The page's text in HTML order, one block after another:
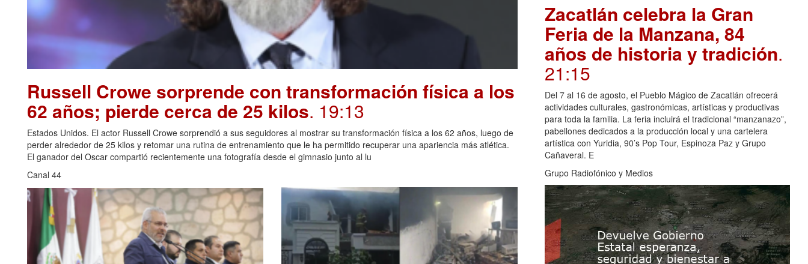
Russell Crowe sorprende con transformación física a los
62 años; pierde cerca de 25 kilos. 19:13
Estados Unidos. El actor Russell Crowe sorprendió a sus seguidores al mostrar su transformación física a los 62 años, luego de
perder alrededor de 25 kilos y retomar una rutina de entrenamiento que le ha permitido recuperar una apariencia más atlética.
El ganador del Oscar compartió recientemente una fotografía desde el gimnasio junto al lu
Canal 44
Zacatlán celebra la Gran
Feria de la Manzana, 84
años de historia y tradición.
21:15
Del 7 al 16 de agosto, el Pueblo Mágico de Zacatlán ofrecerá
actividades culturales, gastronómicas, artísticas y productivas
para toda la familia. La feria incluirá el tradicional “manzanazo”,
pabellones dedicados a la producción local y una cartelera
artística con Yuridia, 90’s Pop Tour, Espinoza Paz y Grupo
Cañaveral. E
Grupo Radiofónico y Medios